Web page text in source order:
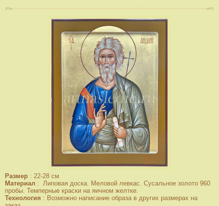
Размер : 22-28 см
Материал :
Липовая доска. Меловой левкас. Сусальное золото 960
пробы. Темперные краски на яичном желтке.
Технология : Возможно написание образа в других размерах на